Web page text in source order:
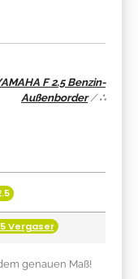
F 2.5 Benzin-
Außenborder/∴
Vergaser
genauen Maß!